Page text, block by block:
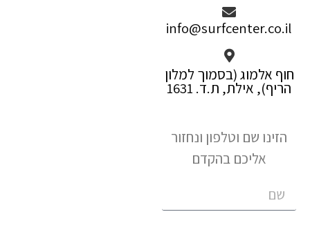
info@surfcenter.co.il
חוף אלמוג (בסמוך למלון
הריף), אילת, ת.ד. 1631
הזינו שם וטלפון ונחזור
אליכם בהקדם